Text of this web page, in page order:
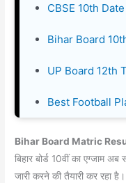
CBSE 10th
Bihar Board
UP Board 12th
Best Football
Bihar Board Matric
बिहार बोर्ड 10वीं का एग्जाम
जारी करने की तैयारी कर रहा